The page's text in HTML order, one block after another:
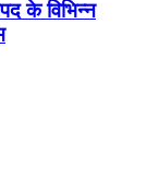
के विभिन्न